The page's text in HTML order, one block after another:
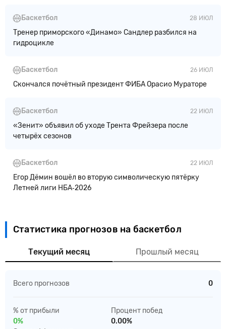
28 ИЮЛ
Баскетбол
Тренер приморского «Динамо» Сандлер разбился на
гидроцикле
26 ИЮЛ
Баскетбол
Скончался почётный президент ФИБА Орасио Мураторе
22 ИЮЛ
Баскетбол
«Зенит» объявил об уходе Трента Фрейзера после
четырёх сезонов
22 ИЮЛ
Баскетбол
Егор Дёмин вошёл во вторую символическую пятёрку
Летней лиги НБА‑2026
Статистика прогнозов на баскетбол
Текущий месяц Прошлый месяц
Всего прогнозов 0
% от прибыли
0%
Процент побед
0.00%